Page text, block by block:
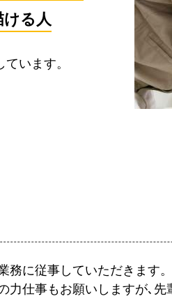
る人
います。
務に従事していただきます
力仕事もお願いしますが､